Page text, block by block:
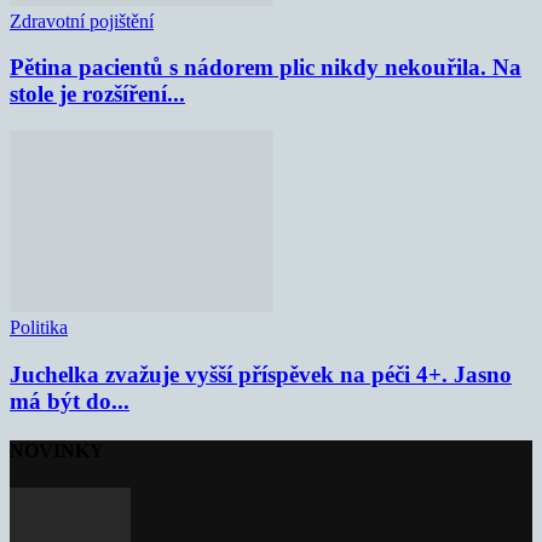
Zdravotní pojištění
Pětina pacientů s nádorem plic nikdy nekouřila. Na
stole je rozšíření...
Politika
Juchelka zvažuje vyšší příspěvek na péči 4+. Jasno
má být do...